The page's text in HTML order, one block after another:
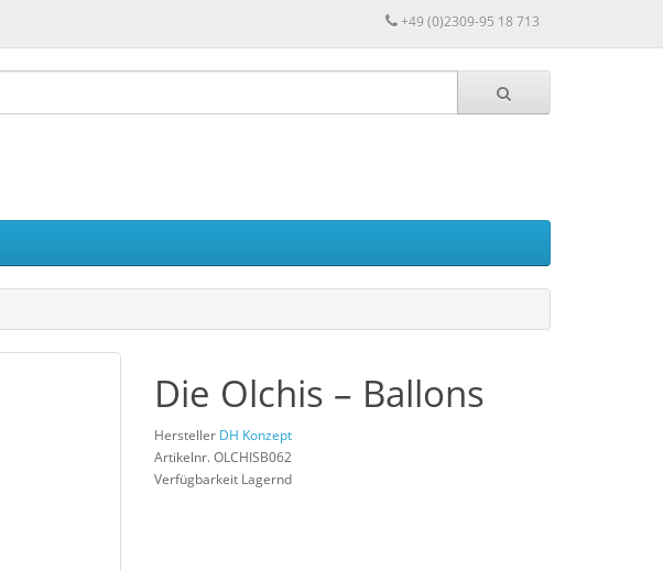
+49 (0)2309-95 18 713
Die Olchis – Ballons
Hersteller DH Konzept
Artikelnr. OLCHISB062
Verfügbarkeit Lagernd